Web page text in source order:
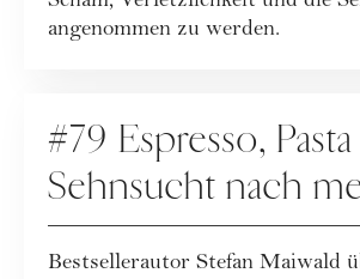
angenommen zu werden.
#79 Espresso,
Sehnsucht nach
Bestsellerautor Stefan Maiwald